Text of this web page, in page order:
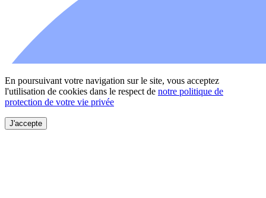
En poursuivant votre navigation sur le site, vous acceptez
l'utilisation de cookies dans le respect de notre politique de
protection de votre vie privée
J'accepte